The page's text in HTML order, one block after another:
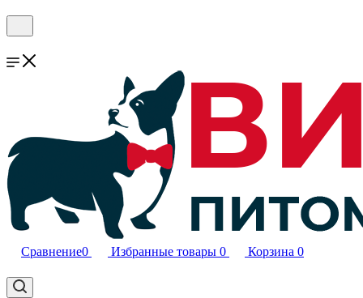
Сравнение0 Избранные товары 0 Корзина 0